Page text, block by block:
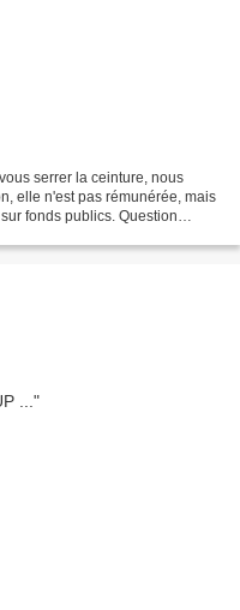
serrer la ceinture, nous
fonds publics. Question